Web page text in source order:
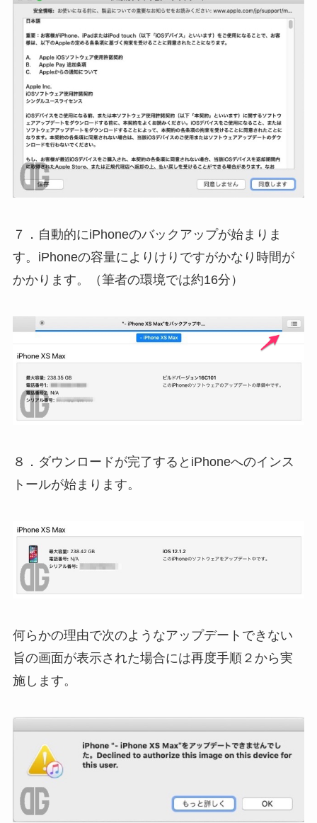
７．自動的にiPhoneのバックアップが始まりま
す。iPhoneの容量によりけりですがかなり時間が
かかります。（筆者の環境では約16分）
８．ダウンロードが完了するとiPhoneへのインス
トールが始まります。
何らかの理由で次のようなアップデートできない
旨の画面が表示された場合には再度手順２から実
施します。